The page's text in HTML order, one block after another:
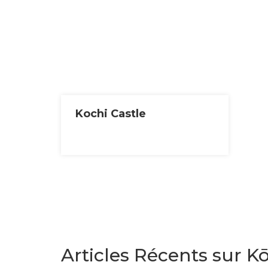
Kochi Castle
Articles Récents sur